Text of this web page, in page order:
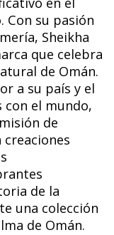
Con su pasión
Sheikha
que celebra
de Omán.
a su país y el
el mundo,
de
de la
una colección
de Omán.